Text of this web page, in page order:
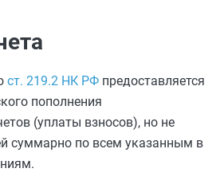
ст. 219.2 НК РФ предоставляется
пополнения
(уплаты взносов), но не
суммарно по всем указанным в